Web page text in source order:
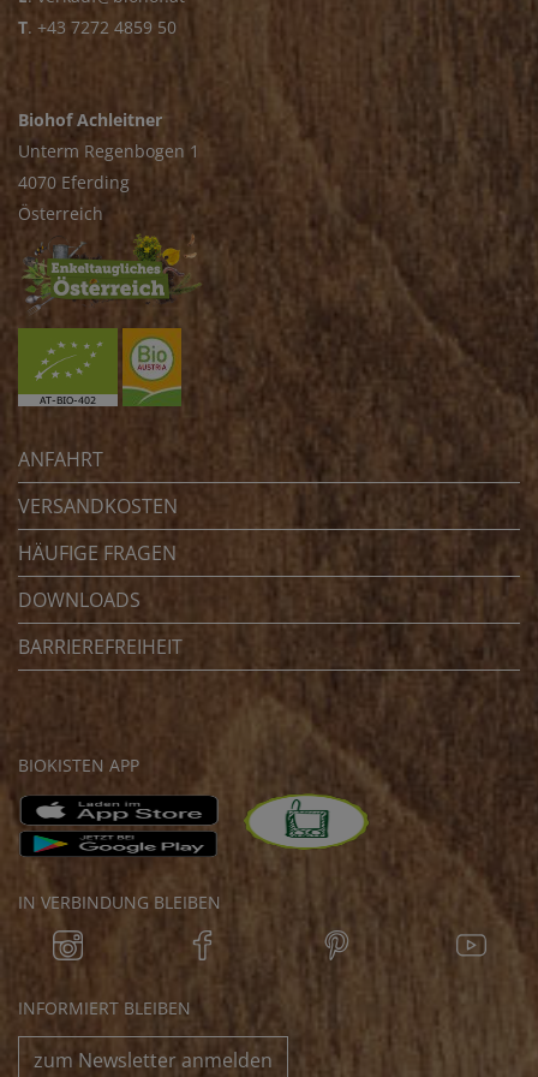
T. +43 7272 4859 50
Biohof Achleitner
Unterm Regenbogen 1
4070 Eferding
Österreich
ANFAHRT
VERSANDKOSTEN
HÄUFIGE FRAGEN
DOWNLOADS
BARRIEREFREIHEIT
BIOKISTEN APP
IN VERBINDUNG BLEIBEN
INFORMIERT BLEIBEN
zum Newsletter anmelden